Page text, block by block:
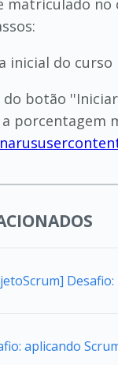
matriculado no
inicial do curso
botão
porcentagem
aplicando